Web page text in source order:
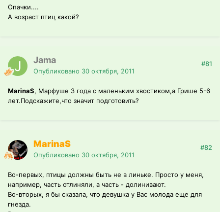
Опачки....
А возраст птиц какой?
Jama
Опубликовано 30 октября, 2011
#81
MarinaS, Марфуше 3 года с маленьким хвостиком,а Грише 5-6
лет.Подскажите,что значит подготовить?
MarinaS
Опубликовано 30 октября, 2011
#82
Во-первых, птицы должны быть не в линьке. Просто у меня,
например, часть отлиняли, а часть - долинивают.
Во-вторых, я бы сказала, что девушка у Вас молода еще для
гнезда.